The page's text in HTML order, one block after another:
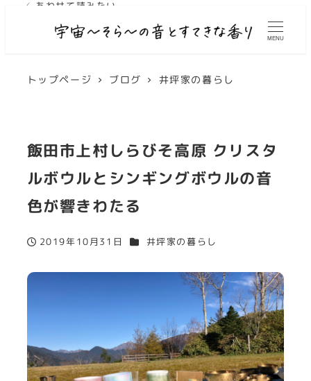
MENU
トップページ ブログ 井坪家の暮らし
飯田市上村しらびそ高原 クリスタ
ルボウルとシンギングボウルの音
色が響きわたる
投稿日
2019年10月31日 カテゴリー
井坪家の暮らし
✓ あわせて読みたい